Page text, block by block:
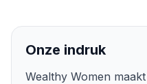
Onze indruk
Wealthy Women